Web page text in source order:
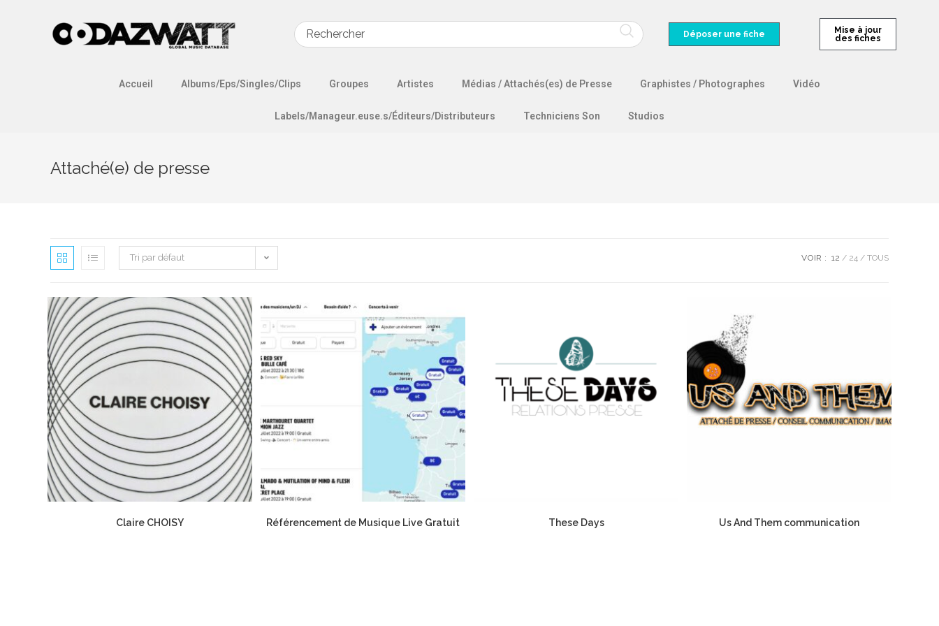
Déposer une fiche
Mise à jour
des fiches
Accueil Albums/Eps/Singles/Clips Groupes Artistes Médias / Attachés(es) de Presse Graphistes / Photographes Vidéo
Labels/Manageur.euse.s/Éditeurs/Distributeurs Techniciens Son Studios
Attaché(e) de presse
Tri par défaut VOIR : 12 24 TOUS
Claire CHOISY Référencement de Musique Live Gratuit These Days Us And Them communication